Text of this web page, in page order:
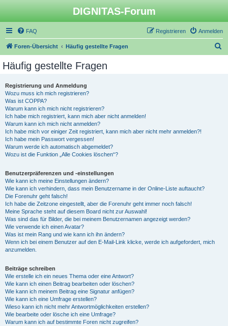
DIGNITAS-Forum
FAQ Anmelden
Registrieren
Foren-Übersicht Häufig gestellte Fragen
Häufig gestellte Fragen
Registrierung und Anmeldung
Wozu muss ich mich registrieren?
Was ist COPPA?
Warum kann ich mich nicht registrieren?
Ich habe mich registriert, kann mich aber nicht anmelden!
Warum kann ich mich nicht anmelden?
Ich habe mich vor einiger Zeit registriert, kann mich aber nicht mehr anmelden?!
Ich habe mein Passwort vergessen!
Warum werde ich automatisch abgemeldet?
Wozu ist die Funktion „Alle Cookies löschen“?
Benutzerpräferenzen und -einstellungen
Wie kann ich meine Einstellungen ändern?
Wie kann ich verhindern, dass mein Benutzername in der Online-Liste auftaucht?
Die Forenuhr geht falsch!
Ich habe die Zeitzone eingestellt, aber die Forenuhr geht immer noch falsch!
Meine Sprache steht auf diesem Board nicht zur Auswahl!
Was sind das für Bilder, die bei meinem Benutzernamen angezeigt werden?
Wie verwende ich einen Avatar?
Was ist mein Rang und wie kann ich ihn ändern?
Wenn ich bei einem Benutzer auf den E-Mail-Link klicke, werde ich aufgefordert, mich
anzumelden.
Beiträge schreiben
Wie erstelle ich ein neues Thema oder eine Antwort?
Wie kann ich einen Beitrag bearbeiten oder löschen?
Wie kann ich meinem Beitrag eine Signatur anfügen?
Wie kann ich eine Umfrage erstellen?
Wieso kann ich nicht mehr Antwortmöglichkeiten erstellen?
Wie bearbeite oder lösche ich eine Umfrage?
Warum kann ich auf bestimmte Foren nicht zugreifen?